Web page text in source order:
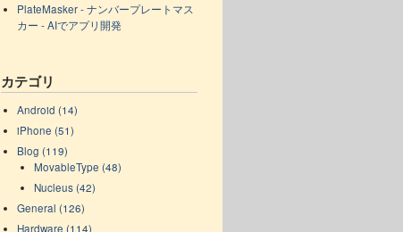
PlateMasker - ナンバープレートマス
カー - AIでアプリ開発
カテゴリ
Android (14)
iPhone (51)
Blog (119)
MovableType (48)
Nucleus (42)
General (126)
Hardware (114)